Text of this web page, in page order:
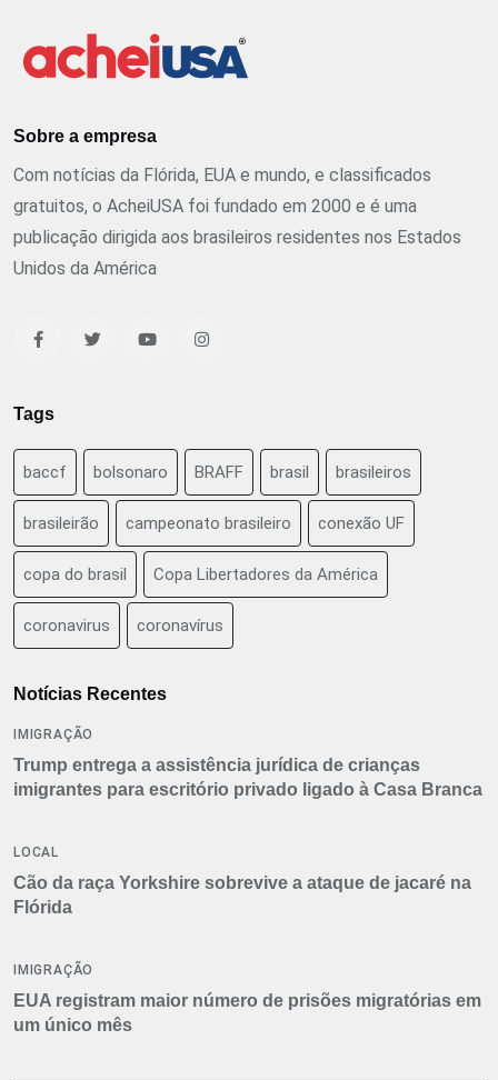
Sobre a empresa
Com notícias da Flórida, EUA e mundo, e classificados
gratuitos, o AcheiUSA foi fundado em 2000 e é uma
publicação dirigida aos brasileiros residentes nos Estados
Unidos da América
Tags
baccf bolsonaro BRAFF brasil brasileiros
brasileirão campeonato brasileiro conexão UF
copa do brasil Copa Libertadores da América
coronavirus coronavírus
Notícias Recentes
IMIGRAÇÃO
Trump entrega a assistência jurídica de crianças
imigrantes para escritório privado ligado à Casa Branca
LOCAL
Cão da raça Yorkshire sobrevive a ataque de jacaré na
Flórida
IMIGRAÇÃO
EUA registram maior número de prisões migratórias em
um único mês